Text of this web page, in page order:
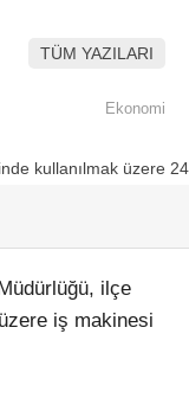
TÜM YAZILARI
Ekonomi
ilçe
iş makinesi